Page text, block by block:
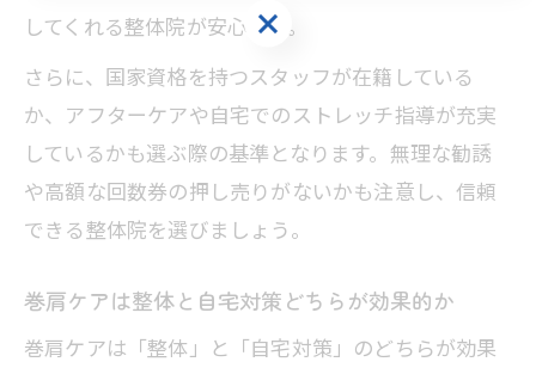
してくれる整体院が安心です。
さらに、国家資格を持つスタッフが在籍している
か、アフターケアや自宅でのストレッチ指導が充実
しているかも選ぶ際の基準となります。無理な勧誘
や高額な回数券の押し売りがないかも注意し、信頼
できる整体院を選びましょう。
巻肩ケアは整体と自宅対策どちらが効果的か
巻肩ケアは「整体」と「自宅対策」のどちらが効果
お問い合わせはこちら